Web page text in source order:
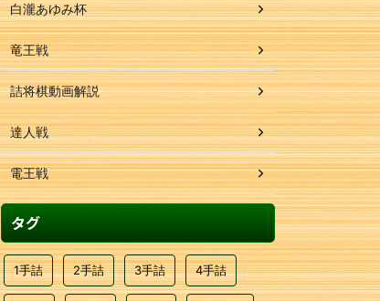
白瀧あゆみ杯
竜王戦
詰将棋動画解説
達人戦
電王戦
タグ
1手詰 2手詰 3手詰 4手詰